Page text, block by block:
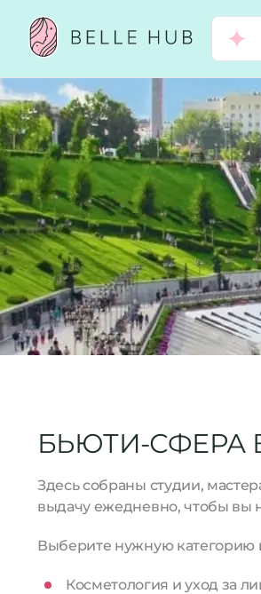
БЬЮТИ-СФЕРА
Здесь собраны студии,
выдачу ежедневно, чтобы вы
Выберите нужную категорию
Косметология и уход за